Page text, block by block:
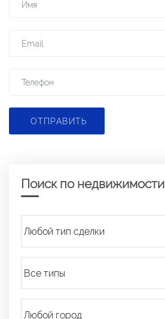
ОТПРАВИТЬ
Поиск по недвижимости